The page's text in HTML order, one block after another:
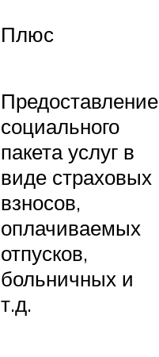
Плюс
Предоставление
социального
пакета услуг в
виде страховых
взносов,
оплачиваемых
отпусков,
больничных и
т.д.